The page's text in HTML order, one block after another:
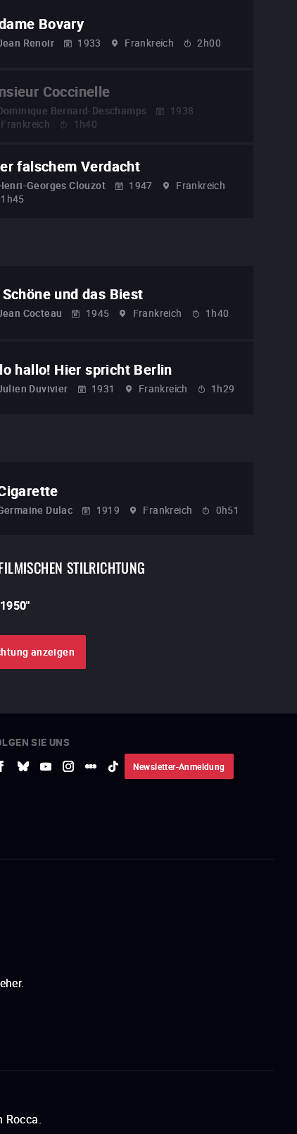
Bovary
Renoir 1933 Frankreich 2h00
Coccinelle
Bernard-Deschamps
1938
Frankreich
1h40
falschem Verdacht
Georges Clouzot 1947
Frankreich
1h45
und das Biest
Cocteau 1945 Frankreich 1h40
hallo! Hier spricht Berlin
Duvivier 1931 Frankreich 1h29
Dulac 1919 Frankreich 0h51
STILRICHTUNG
"
anzeigen
SIE UNS
Newsletter-Anmeldung
Rocca.